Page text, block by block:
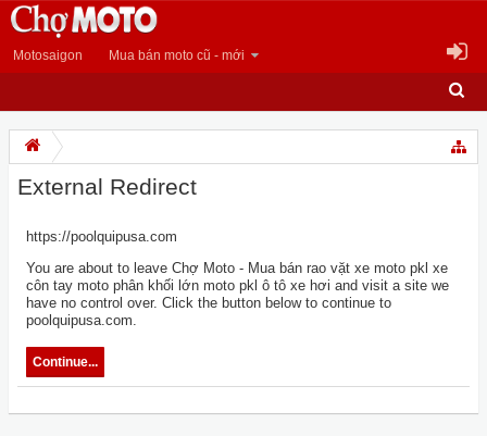
Motosaigon Mua bán moto cũ - mới
External Redirect
https://poolquipusa.com
You are about to leave Chợ Moto - Mua bán rao vặt xe moto pkl xe
côn tay moto phân khối lớn moto pkl ô tô xe hơi and visit a site we
have no control over. Click the button below to continue to
poolquipusa.com.
Continue...